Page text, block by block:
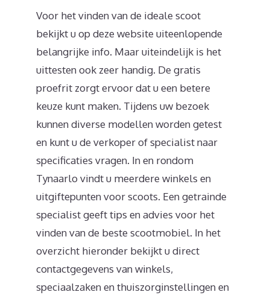
Voor het vinden van de ideale scoot
bekijkt u op deze website uiteenlopende
belangrijke info. Maar uiteindelijk is het
uittesten ook zeer handig. De gratis
proefrit zorgt ervoor dat u een betere
keuze kunt maken. Tijdens uw bezoek
kunnen diverse modellen worden getest
en kunt u de verkoper of specialist naar
specificaties vragen. In en rondom
Tynaarlo vindt u meerdere winkels en
uitgiftepunten voor scoots. Een getrainde
specialist geeft tips en advies voor het
vinden van de beste scootmobiel. In het
overzicht hieronder bekijkt u direct
contactgegevens van winkels,
speciaalzaken en thuiszorginstellingen en